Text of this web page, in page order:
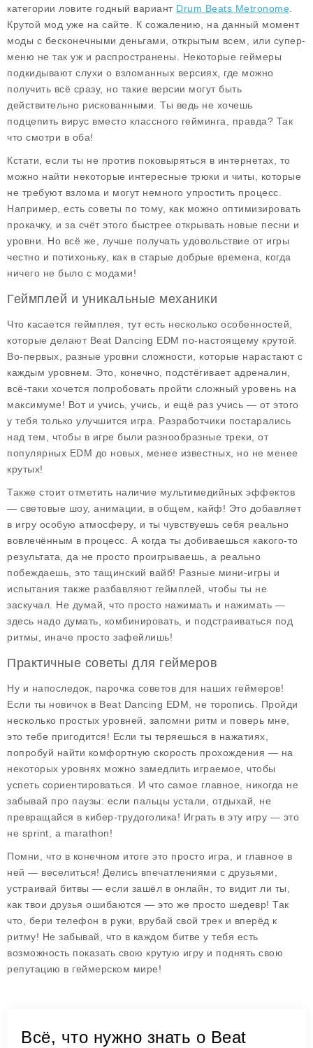
категории ловите годный вариант Drum Beats Metronome
Крутой мод уже на сайте. К сожалению, на данный момент
моды с бесконечными деньгами открытым всем , или супер-
меню не так уж и распространены. Некоторые геймеры
подкидывают слухи о взломанных версиях , где можно
получить всё сразу, но такие версии могут быть
действительно рискованными. Ты ведь не хочешь
подцепить вирус вместо классного гейминга, правда? Так
что смотри в оба!
Кстати, если ты не против поковыряться в интернетах, то
можно найти некоторые интересные трюки и читы, которые
не требуют взлома и могут немного упростить процесс.
Например, есть советы по тому, как можно оптимизировать
прокачку, и за счёт этого быстрее открывать новые песни и
уровни. Но всё же, лучше получать удовольствие от игры
честно и потихоньку, как в старые добрые времена, когда
ничего не было с модами!
Геймплей и уникальные механики
Что касается геймплея, тут есть несколько особенностей,
которые делают Beat Dancing EDM по-настоящему крутой.
Во-первых, разные уровни сложности, которые нарастают с
каждым уровнем. Это, конечно, подстёгивает адреналин,
всё-таки хочется попробовать пройти сложный уровень на
максимуме! Вот и учись, учись, и ещё раз учись — от этого
у тебя только улучшится игра. Разработчики постарались
над тем, чтобы в игре были разнообразные треки, от
популярных EDM до новых, менее известных, но не менее
крутых!
Также стоит отметить наличие мультимедийных эффектов
— световые шоу, анимации, в общем, кайф! Это добавляет
в игру особую атмосферу, и ты чувствуешь себя реально
вовлечённым в процесс. А когда ты добиваешься какого-то
результата, да не просто проигрываешь, а реально
побеждаешь, это тащинский вайб! Разные мини-игры и
испытания также разбавляют геймплей, чтобы ты не
заскучал. Не думай, что просто нажимать и нажимать —
здесь надо думать, комбинировать, и подстраиваться под
ритмы, иначе просто зафейлишь!
Практичные советы для геймеров
Ну и напоследок, парочка советов для наших геймеров!
Если ты новичок в Beat Dancing EDM, не торопись. Пройди
несколько простых уровней, запомни ритм и поверь мне,
это тебе пригодится! Если ты теряешься в нажатиях,
попробуй найти комфортную скорость прохождения — на
некоторых уровнях можно замедлить играемое, чтобы
успеть сориентироваться. И что самое главное, никогда не
забывай про паузы: если пальцы устали, отдыхай, не
превращайся в кибер-трудоголика! Играть в эту игру — это
не sprint, а marathon!
Помни, что в конечном итоге это просто игра, и главное в
ней — веселиться! Делись впечатлениями с друзьями,
устраивай битвы — если зашёл в онлайн, то видит ли ты,
как твои друзья ошибаются — это же просто шедевр! Так
что, бери телефон в руки, врубай свой трек и вперёд к
ритму! Не забывай, что в каждом битве у тебя есть
возможность показать свою крутую игру и поднять свою
репутацию в геймерском мире!
Всё, что нужно знать о Beat